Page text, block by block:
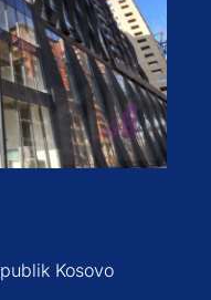
Kosovo